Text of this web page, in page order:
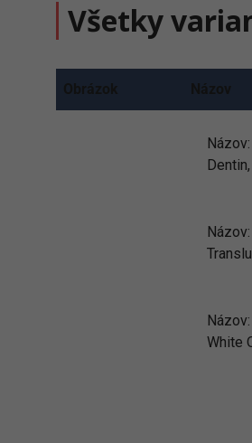
Všetky
Obrázok Názov
Názov:
Názov:
Názov:
White